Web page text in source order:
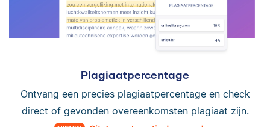
Plagiaatpercentage
Ontvang een precies plagiaatpercentage en check
direct of gevonden overeenkomsten plagiaat zijn.